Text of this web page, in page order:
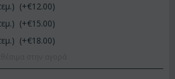
(+€12.00)
(+€15.00)
(+€18.00)